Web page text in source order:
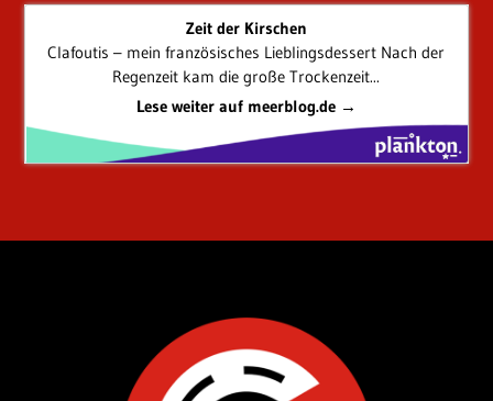
Zeit der Kirschen
Clafoutis – mein französisches Lieblingsdessert Nach der
Regenzeit kam die große Trockenzeit...
Lese weiter auf meerblog.de →